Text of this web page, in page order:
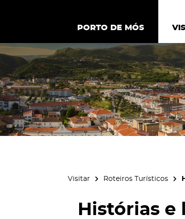
PORTO
PORTO DE MÓS
Visitar Roteiros Turísticos
Histórias e